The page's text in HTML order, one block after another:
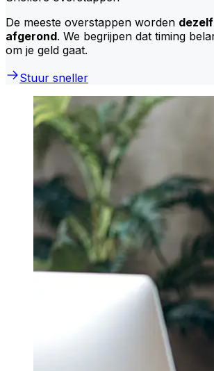
De meeste overstappen worden
afgerond. We begrijpen dat timing
om je geld gaat.
Stuur sneller